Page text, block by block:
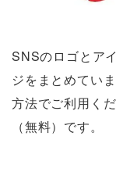
SNSのロゴとア
ジをまとめてい
方法でご利用く
（無料）です。